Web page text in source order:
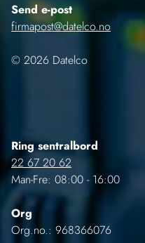
Send e-post
firmapost@datelco.no
© 2026 Datelco
Ring sentralbord
22 67 20 62
Man-Fre: 08:00 - 16:00
Org
Org.no.: 968366076